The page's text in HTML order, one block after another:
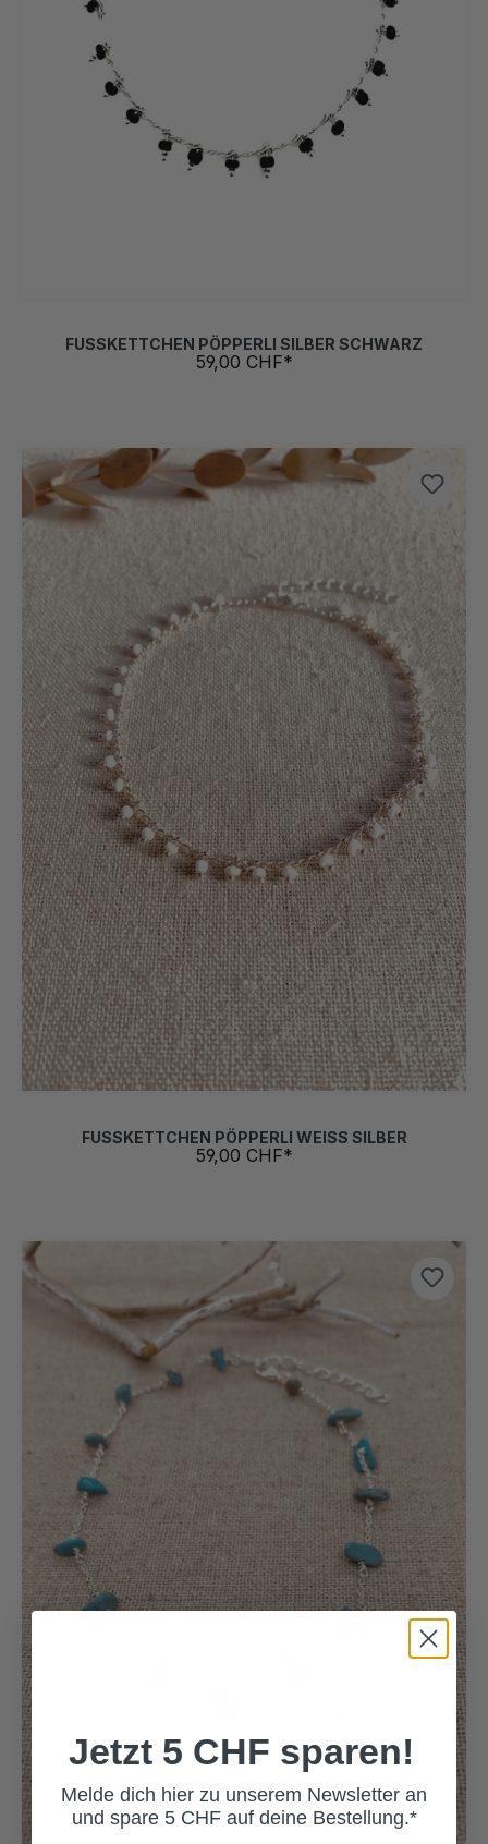
FUSSKETTCHEN PÖPPERLI SILBER SCHWARZ
59,00 CHF*
FUSSKETTCHEN PÖPPERLI WEISS SILBER
59,00 CHF*
Jetzt 5 CHF sparen!
Melde dich hier zu unserem Newsletter an
und spare 5 CHF auf deine Bestellung.*